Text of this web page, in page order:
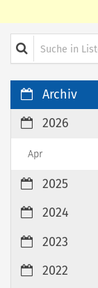
Suche in Liste
Archiv
2026
Apr
2025
2024
2023
2022